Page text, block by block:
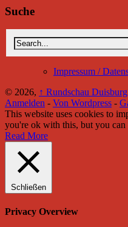
Suche
Impressum /
© 2026, ↑ Rundschau Duisburg
Anmelden - Von Wordpress -
This website uses cookies to
you're ok with this, but you
Read More
Schließen
Privacy Overview